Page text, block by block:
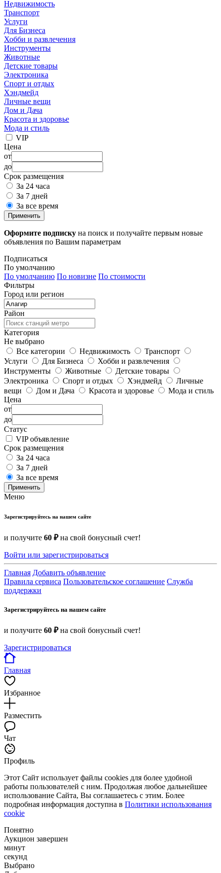
Недвижимость
Транспорт
Услуги
Для Бизнеса
Хобби и развлечения
Инструменты
Животные
Детские товары
Электроника
Спорт и отдых
Хэндмейд
Личные вещи
Дом и Дача
Красота и здоровье
Мода и стиль
VIP
Цена
от
до
Срок размещения
За 24 часа
За 7 дней
За все время
Применить
Оформите подписку на поиск и получайте первым новые
объявления по Вашим параметрам
Подписаться
По умолчанию
По умолчанию По новизне По стоимости
Фильтры
Город или регион
Район
Категория
Не выбрано
Все категории
Недвижимость
Транспорт
Услуги
Для Бизнеса
Хобби и развлечения
Инструменты
Животные
Детские товары
Электроника
Спорт и отдых Хэндмейд
Личные
вещи
Дом и Дача Красота и здоровье
Мода и стиль
Цена
от
до
Статус
VIP объявление
Срок размещения
За 24 часа
За 7 дней
За все время
Применить
Меню
Зарегистрируйтесь на нашем сайте
и получите 60 ₽на свой бонусный счет!
Войти или зарегистрироваться
Главная Добавить объявление
Правила сервиса Пользовательское соглашение Служба
поддержки
Зарегистрируйтесь на нашем сайте
и получите 60 ₽на свой бонусный счет!
Зарегистрироваться
Главная
Избранное
Разместить
Чат
Профиль
Этот Сайт использует файлы cookies для более удобной
работы пользователей с ним. Продолжая любое дальнейшее
использование Сайта, Вы соглашаетесь с этим. Более
подробная информация доступна в Политики использования
cookie
Понятно
Аукцион завершен
минут
секунд
Выбрано